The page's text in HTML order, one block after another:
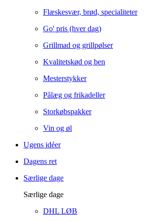
Flæskesvær, brød, specialiteter
Go' pris (hver dag)
Grillmad og grillpølser
Kvalitetskød og ben
Mesterstykker
Pålæg og frikadeller
Storkøbspakker
Vin og øl
Ugens idéer
Dagens ret
Særlige dage
Særlige dage
DHL LØB